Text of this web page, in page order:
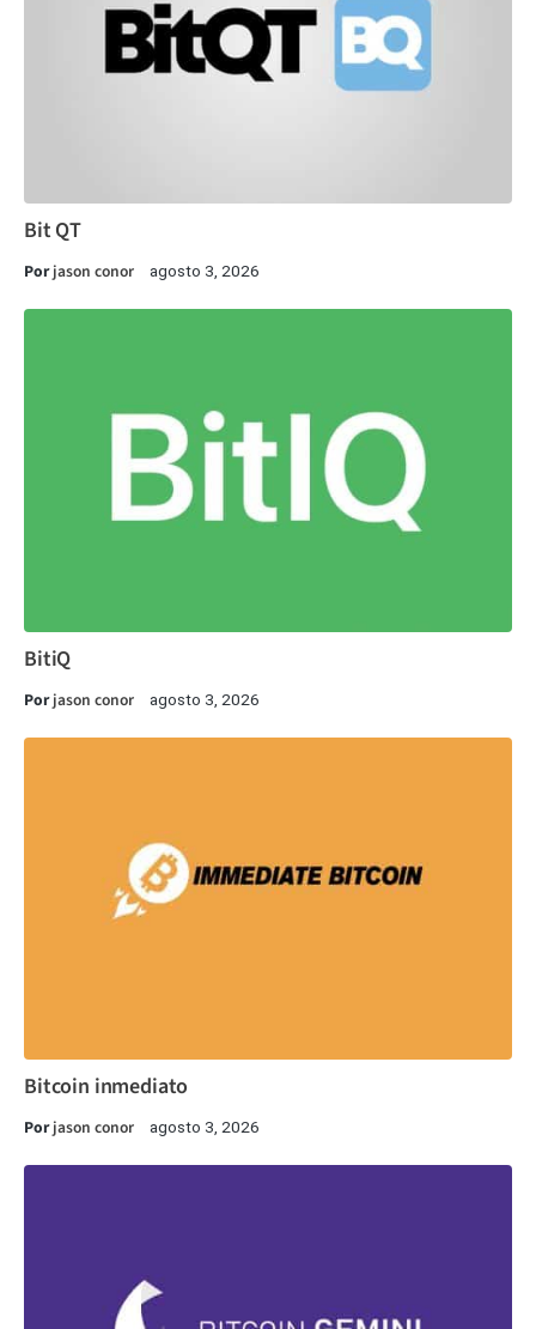
Bit QT
Porjason conor agosto 3, 2026
BitiQ
Porjason conor agosto 3, 2026
Bitcoin inmediato
Porjason conor agosto 3, 2026